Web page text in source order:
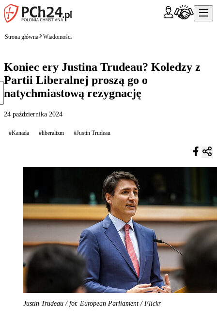
Strona główna Wiadomości
Koniec ery Justina Trudeau? Koledzy z
Partii Liberalnej proszą go o
natychmiastową rezygnację
24 października 2024
#Kanada #liberalizm #Justin Trudeau
Justin Trudeau / for. European Parliament / Flickr